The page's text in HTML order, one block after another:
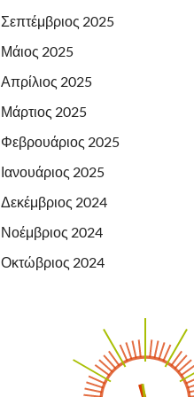
Σεπτέμβριος 2025
Μάιος 2025
Απρίλιος 2025
Μάρτιος 2025
Φεβρουάριος 2025
Ιανουάριος 2025
Δεκέμβριος 2024
Νοέμβριος 2024
Οκτώβριος 2024